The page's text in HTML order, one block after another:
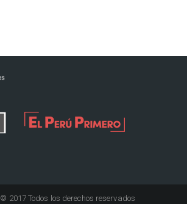
© 2017 Todos los derechos reservados